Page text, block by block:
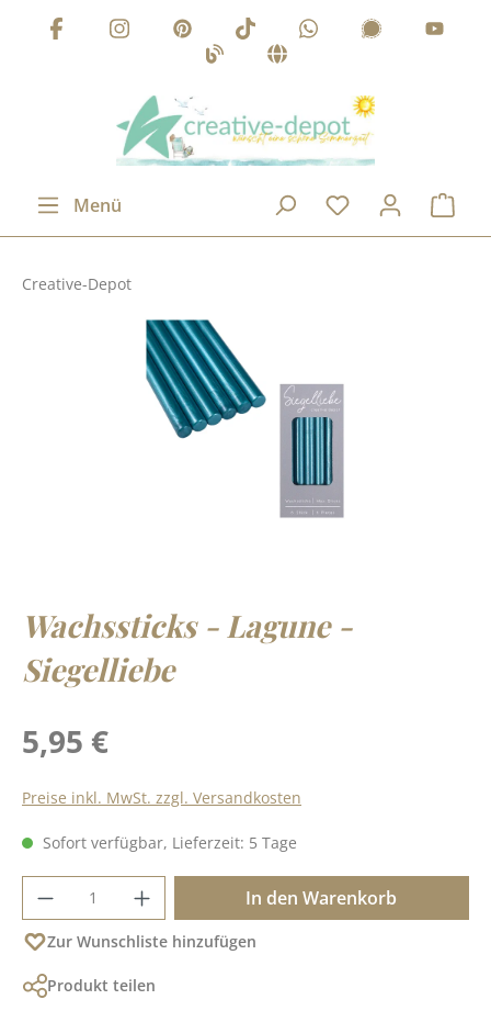
Zum Hauptinhalt springen
Menü
Creative-Depot
Wachssticks - Lagune -
Siegelliebe
Regulärer Preis:
5,95 €
Preise inkl. MwSt. zzgl. Versandkosten
Sofort verfügbar, Lieferzeit: 5 Tage
Produkt Anzahl: Gib den gewünschten
In den Warenkorb
Zur Wunschliste hinzufügen
Produkt teilen